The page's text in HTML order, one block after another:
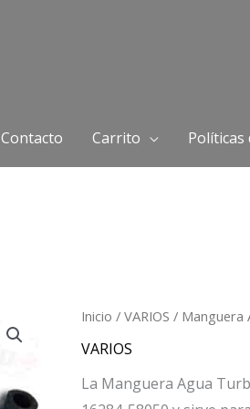
Contacto Carrito Políticas
Inicio /VARIOS / Manguera
VARIOS
La Manguera Agua